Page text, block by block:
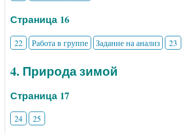
Страница 16
22 Работа в группе Задание на анализ 23
4. Природа зимой
Страница 17
24 25